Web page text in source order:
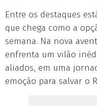
Entre os destaques
que chega como a
semana. Na nova
enfrenta um vilão
aliados, em uma
emoção para salvar o